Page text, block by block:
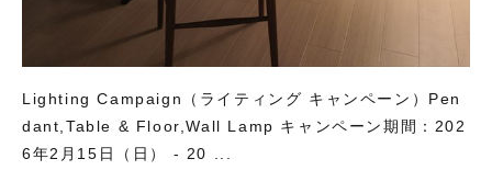
Lighting Campaign（ライティング キャンペーン）Pen
dant,Table & Floor,Wall Lamp キャンペーン期間：202
6年2月15日（日） - 20 ...